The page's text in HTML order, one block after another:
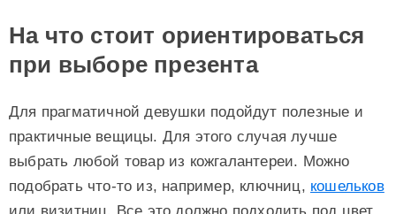
На что стоит ориентироваться
при выборе презента
Для прагматичной девушки подойдут полезные и
практичные вещицы. Для этого случая лучше
выбрать любой товар из кожгалантереи. Можно
подобрать что-то из, например, ключниц, кошельков